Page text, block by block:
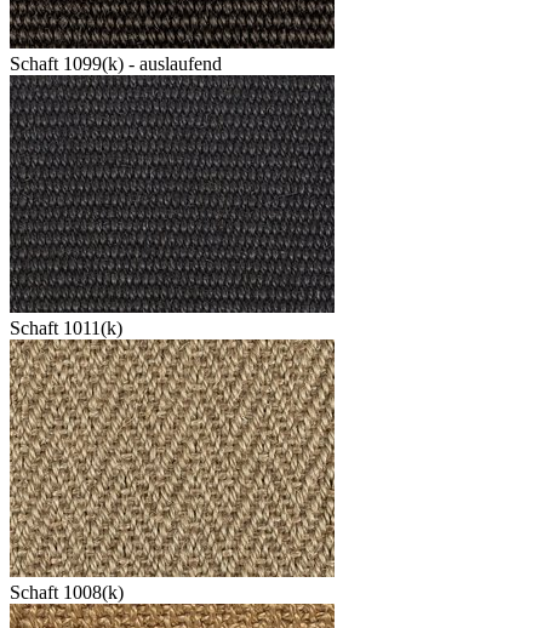
Schaft 1099(k) - auslaufend
Schaft 1011(k)
Schaft 1008(k)